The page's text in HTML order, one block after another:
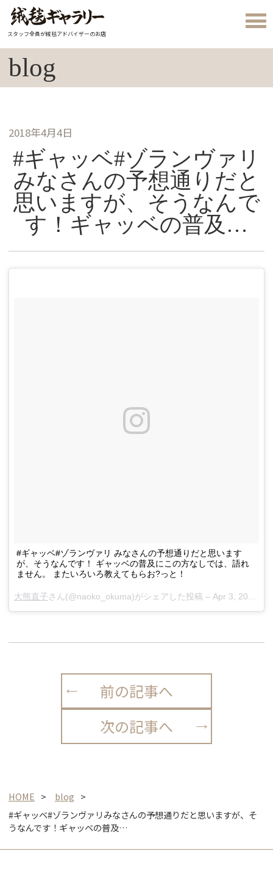
スタッフ全員が絨毯アドバイザーのお店
blog
2018年4月4日
#ギャッベ#ゾランヴァリ
みなさんの予想通りだと
思いますが、そうなんで
す！ギャッベの普及…
#ギャッベ#ゾランヴァリ みなさんの予想通りだと思います
が、そうなんです！ ギャッベの普及にこの方なしでは、語れ
ません。 またいろいろ教えてもらお?っと！
大熊直子さん(@naoko_okuma)がシェアした投稿 – Apr 3, 2018 at 6:56pm PDT
前の記事へ
次の記事へ
HOME
blog
#ギャッベ#ゾランヴァリみなさんの予想通りだと思いますが、そ
うなんです！ギャッベの普及…